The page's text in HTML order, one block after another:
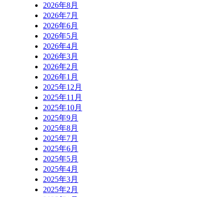
2026年8月
2026年7月
2026年6月
2026年5月
2026年4月
2026年3月
2026年2月
2026年1月
2025年12月
2025年11月
2025年10月
2025年9月
2025年8月
2025年7月
2025年6月
2025年5月
2025年4月
2025年3月
2025年2月